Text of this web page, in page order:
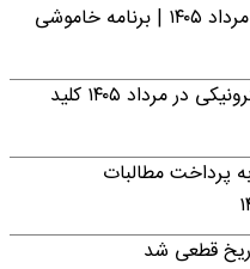
جدول قطعی برق کرمان روز شنبه ۱۷ مرداد ۱۴۰۵ | برنامه خاموشی
خبر فوری؛ افزایش اعتبار کالابرگ الکترونیکی در مرداد ۱۴۰۵ کلید
پرداخت مطالبات
قطعی شد